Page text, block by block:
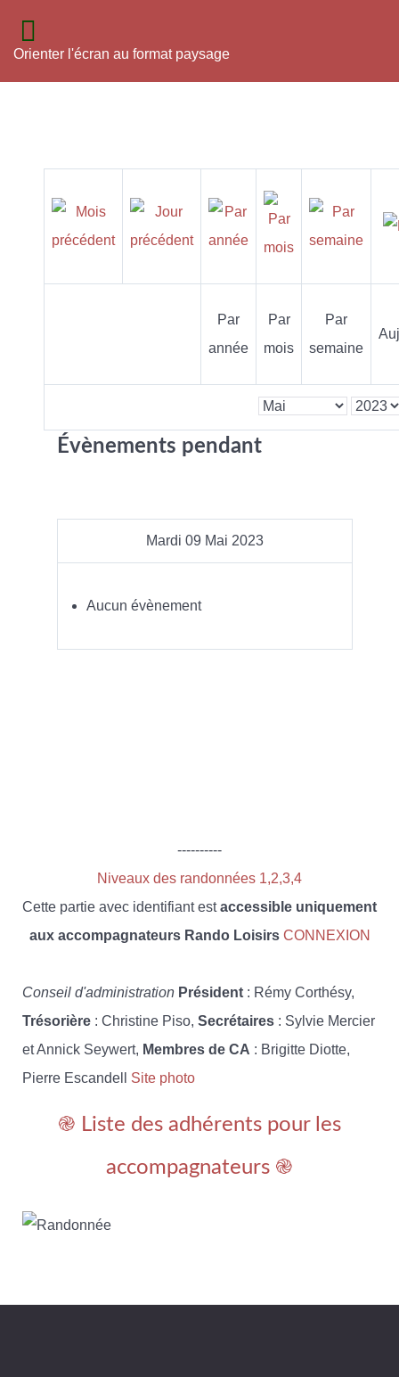
Orienter l'écran au format paysage
Par
année
Par
mois
Par
semaine
Évènements pendant
Mardi 09 Mai 2023
Aucun évènement
----------
Niveaux des randonnées 1,2,3,4
Cette partie avec identifiant estaccessible uniquement
aux accompagnateurs Rando Loisirs CONNEXION
Conseil d'administration Président : Rémy Corthésy,
Trésorière : Christine Piso, Secrétaires : Sylvie Mercier
et Annick Seywert, Membres de CA : Brigitte Diotte,
Pierre Escandell Site photo
֎ Liste des adhérents pour les
accompagnateurs ֎